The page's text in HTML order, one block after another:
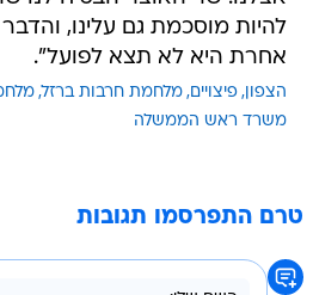
להיות מוסכמת גם עלינו,
אחרת היא לא תצא לפועל".
הצפון פיצויים מלחמת חרבות ברזל
משרד ראש הממשלה
טרם התפרסמו תגובות